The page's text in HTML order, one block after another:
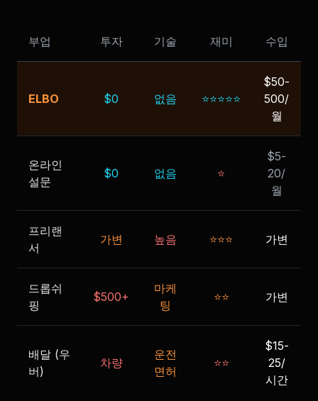
부업 투자 기술 재미 수입
ELBO $0 없음 ⭐⭐⭐⭐⭐
$50-
500/
월
온라인
설문
$0 없음 ⭐
$5-
20/
월
프리랜
서
가변 높음 ⭐⭐⭐ 가변
드롭쉬
핑
$500+
마케
팅
⭐⭐ 가변
배달 (우
버)
차량
운전
면허
⭐⭐
$15-
25/
시간